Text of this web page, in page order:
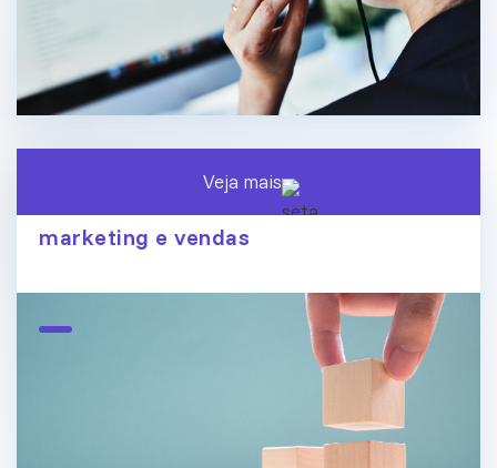
O fim dos silos de dados: conecte
marketing e vendas
Veja mais